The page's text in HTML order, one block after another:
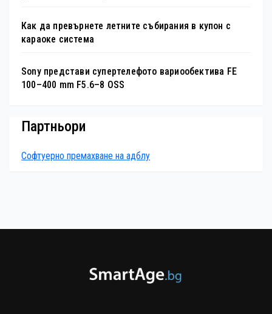
Как да превърнете летните събирания в купон с
караоке система
Sony представи супертелефото вариообектива FE
100–400 mm F5.6–8 OSS
Партньори
Софтуерно премахване на адблу